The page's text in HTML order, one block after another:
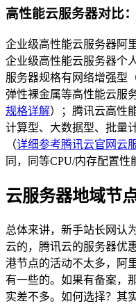
高性能云服务器对比：
企业级高性能云服务器阿
企业级高性能云服务器个
服务器规格有网络增强型
弹性裸金属等高性能云服
规格详解）；腾讯云高性
计算型、大数据型、批量
（详细参考腾讯云官网云
同，同等CPU/内存配置性
云服务器地域节
总体来讲，新手站长网认
云的，腾讯云的服务器优
港节点的活动不太多，阿
有一些的。如果有备案，
实差不多。如何选择？其